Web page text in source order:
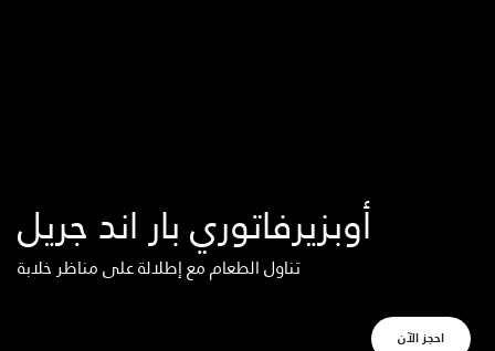
أوبزيرفاتوري بار اند جريل
تناول الطعام مع إطلالة على مناظر خلابة
احجز الآن
Opens a new window